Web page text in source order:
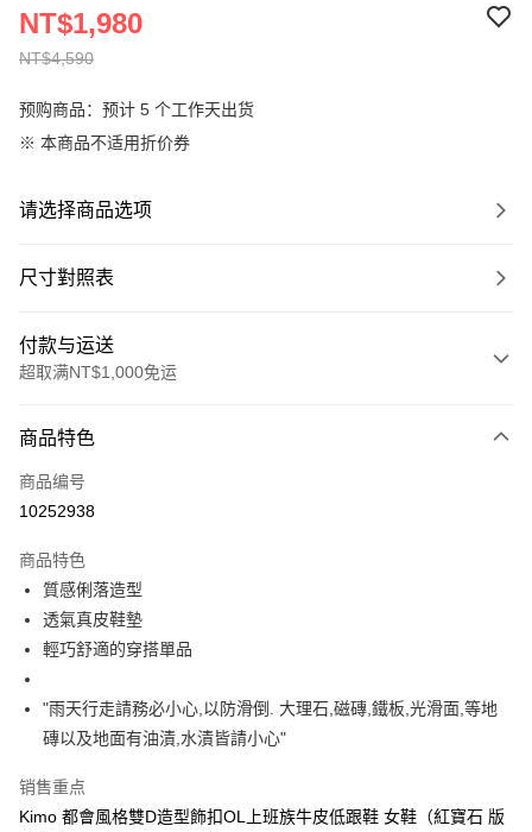
NT$4,590
NT$1,980
预购商品：预计 5 个工作天出货
※ 本商品不适用折价券
请选择商品选项
尺寸對照表
付款与运送
超取满NT$1,000免运
信用卡一次付款
信用卡分期付款
合作金库商业银行
华南商业银行
上海商业储蓄银行
国泰世华商业银行
汇丰（台湾）商业银行
华泰商业银行
联邦商业银行
远东国际商业银行
元大商业银行
台新国际商业银行
台湾乐天信用卡公司
超商取货付款
LINE Pay
街口支付
Google Pay
商品特色
商品编号
10252938
商品特色
質感俐落造型
透氣真皮鞋墊
輕巧舒適的穿搭單品
"雨天行走請務必小心,以防滑倒. 大理石,磁磚,鐵板,光滑面,等地
磚以及地面有油漬,水漬皆請小心"
销售重点
Kimo 都會風格雙D造型飾扣OL上班族牛皮低跟鞋 女鞋（紅寶石 版